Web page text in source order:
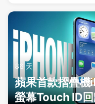
86 天
蘋果首款摺疊
螢幕Touch ID